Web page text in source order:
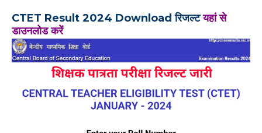
CTET Result 2024 Download रिजल्टयहां से
डाउनलोड करें